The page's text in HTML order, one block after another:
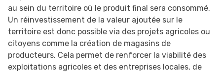
au sein du territoire où le produit final sera consommé.
Un réinvestissement de la valeur ajoutée sur le
territoire est donc possible via des projets agricoles ou
citoyens comme la création de magasins de
producteurs. Cela permet de renforcer la viabilité des
exploitations agricoles et des entreprises locales, de